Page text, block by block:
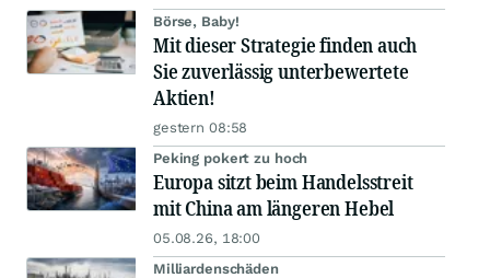
Börse, Baby!
Mit dieser Strategie finden auch
Sie zuverlässig unterbewertete
Aktien!
gestern 08:58
Peking pokert zu hoch
Europa sitzt beim Handelsstreit
mit China am längeren Hebel
05.08.26, 18:00
Milliardenschäden